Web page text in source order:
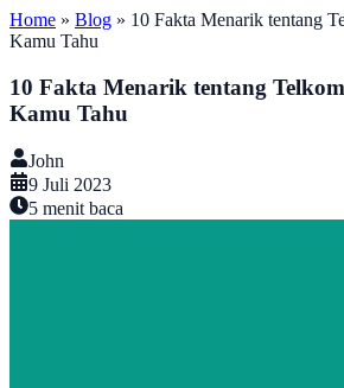
Home » Blog » 10 Fakta Menarik tentang
Kamu Tahu
10 Fakta Menarik tentang
Kamu Tahu
John
9 Juli 2023
5 menit baca